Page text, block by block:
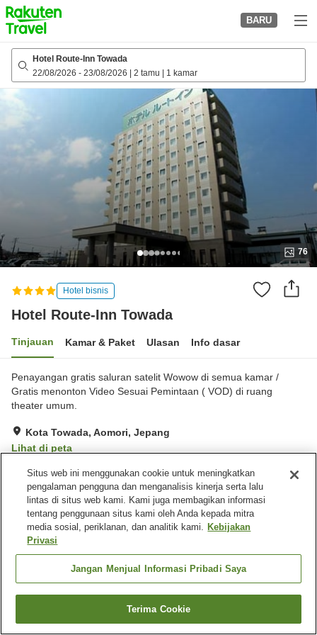
to
top
page
BARU
Hotel Route-Inn Towada
22/08/2026 - 23/08/2026 2 tamu 1 kamar
76
Hotel bisnis
Hotel Route-Inn Towada
Tinjauan Kamar & Paket Ulasan Info dasar
Penayangan gratis saluran satelit Wowow di semua kamar /
Gratis menonton Video Sesuai Pemintaan ( VOD) di ruang
theater umum.
Kota Towada, Aomori, Jepang
Lihat di peta
Sangat baik Ulasan:258
Fasilitas properti
Tempat parkir
Restoran
Mesin penjual otomatis
Beranda Jepang Aomori
Kota Towada
Hotel Route-Inn Towada
Cari kamar
Situs web ini menggunakan cookie untuk meningkatkan
pengalaman pengguna dan menganalisis kinerja serta lalu
lintas di situs web kami. Kami juga membagikan informasi
tentang penggunaan situs kami oleh Anda kepada mitra
media sosial, periklanan, dan analitik kami. Kebijakan
Privasi
Jangan Menjual Informasi Pribadi Saya
Terima Cookie